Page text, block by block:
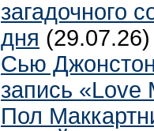
загадочного
дня (29.07.26)
Сью
запись «Love
Пол